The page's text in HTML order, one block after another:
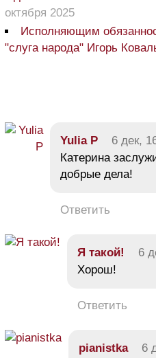
октября 2025
Исполняющим
"слуга народа" Игорь
Yulia P 6 дек,
Катерина
добрые дела!
Ответить
Я такой! 6
Хорош!
Ответить
pianistka 6